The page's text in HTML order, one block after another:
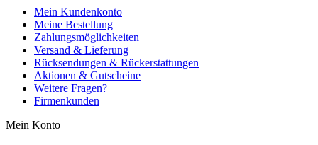
Mein Kundenkonto
Meine Bestellung
Zahlungsmöglichkeiten
Versand & Lieferung
Rücksendungen & Rückerstattungen
Aktionen & Gutscheine
Weitere Fragen?
Firmenkunden
Mein Konto